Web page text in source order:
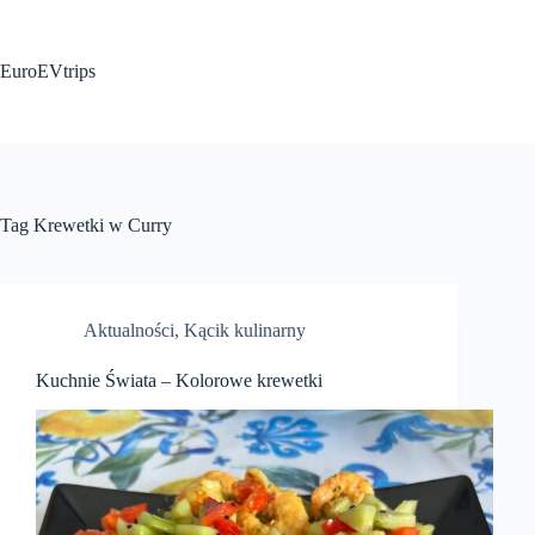
EuroEVtrips
Tag Krewetki w Curry
Aktualności, Kącik kulinarny
Kuchnie Świata – Kolorowe krewetki